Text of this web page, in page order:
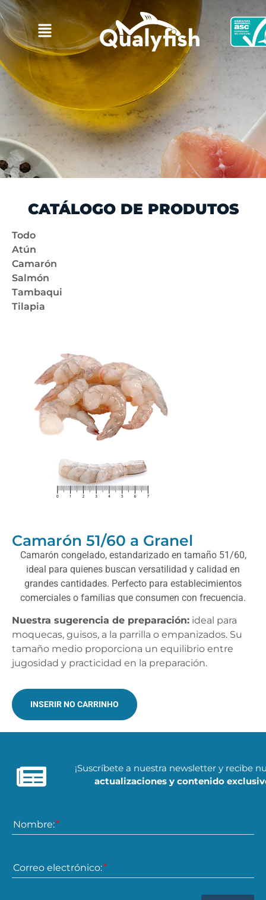
CATÁLOGO DE PRODUTOS
Todo
Atún
Camarón
Salmón
Tambaqui
Tilapia
Camarón 51/60 a Granel
Camarón congelado, estandarizado en tamaño 51/60,
ideal para quienes buscan versatilidad y calidad en
grandes cantidades. Perfecto para establecimientos
comerciales o familias que consumen con frecuencia.
Nuestra sugerencia de preparación: ideal para
moquecas, guisos, a la parrilla o empanizados. Su
tamaño medio proporciona un equilibrio entre
jugosidad y practicidad en la preparación.
INSERIR NO CARRINHO
¡Suscríbete a nuestra newsletter y recibe
actualizaciones y contenido
Nombre:
Correo electrónico: